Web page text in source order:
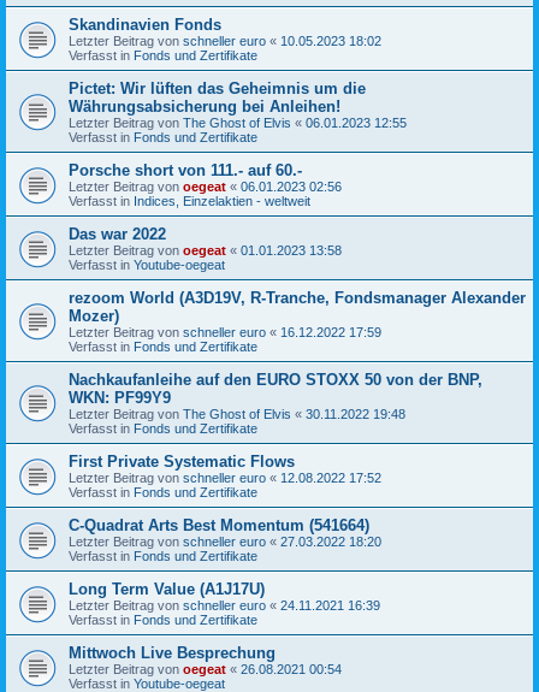
Skandinavien Fonds
Letzter Beitrag von schneller euro « 10.05.2023 18:02
Verfasst in Fonds und Zertifikate
Pictet: Wir lüften das Geheimnis um die
Währungsabsicherung bei Anleihen!
Letzter Beitrag von The Ghost of Elvis « 06.01.2023 12:55
Verfasst in Fonds und Zertifikate
Porsche short von 111.- auf 60.-
Letzter Beitrag von oegeat « 06.01.2023 02:56
Verfasst in Indices, Einzelaktien - weltweit
Das war 2022
Letzter Beitrag von oegeat « 01.01.2023 13:58
Verfasst in Youtube-oegeat
rezoom World (A3D19V, R-Tranche, Fondsmanager Alexander
Mozer)
Letzter Beitrag von schneller euro « 16.12.2022 17:59
Verfasst in Fonds und Zertifikate
Nachkaufanleihe auf den EURO STOXX 50 von der BNP,
WKN: PF99Y9
Letzter Beitrag von The Ghost of Elvis « 30.11.2022 19:48
Verfasst in Fonds und Zertifikate
First Private Systematic Flows
Letzter Beitrag von schneller euro « 12.08.2022 17:52
Verfasst in Fonds und Zertifikate
C-Quadrat Arts Best Momentum (541664)
Letzter Beitrag von schneller euro « 27.03.2022 18:20
Verfasst in Fonds und Zertifikate
Long Term Value (A1J17U)
Letzter Beitrag von schneller euro « 24.11.2021 16:39
Verfasst in Fonds und Zertifikate
Mittwoch Live Besprechung
Letzter Beitrag von oegeat « 26.08.2021 00:54
Verfasst in Youtube-oegeat